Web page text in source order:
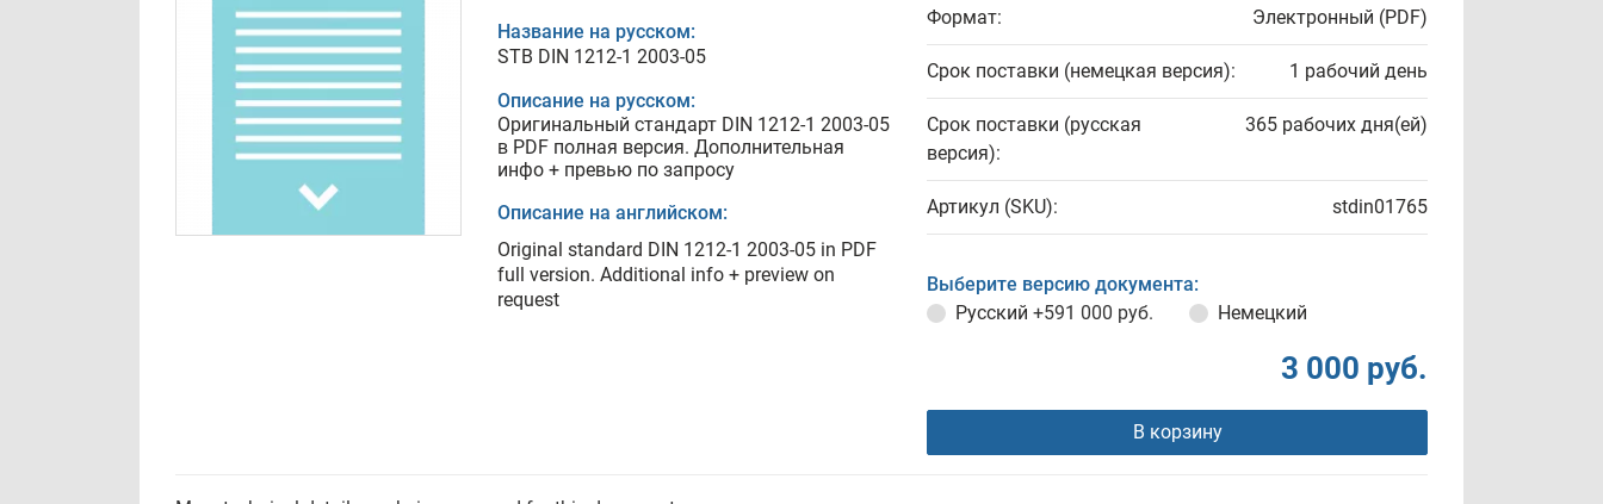
Название на русском:
STB DIN 1212-1 2003-05
Описание на русском:
Оригинальный стандарт DIN 1212-1 2003-05
в PDF полная версия. Дополнительная
инфо + превью по запросу
Описание на английском:
Original standard DIN 1212-1 2003-05 in PDF
full version. Additional info + preview on
request
Формат: Электронный (PDF)
Срок поставки (немецкая версия): 1 рабочий день
Срок поставки (русская
версия):
365 рабочих дня(ей)
Артикул (SKU): stdin01765
Выберите версию документа:
Русский +591 000 руб. Немецкий
3 000 руб.
В корзину